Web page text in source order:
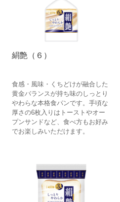
絹艶（６）
食感・風味・くちどけが融合した
黄金バランスが持ち味のしっとり
やわらな本格食パンです。手頃な
厚さの6枚入りはトーストやオー
プンサンドなど、食べ方もお好み
でお楽しみいただけます。